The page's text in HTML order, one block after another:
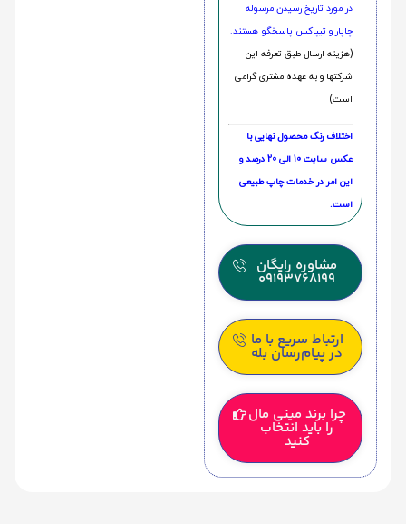
در مورد تاریخ رسیدن مرسوله
چاپار و تیپاکس پاسخگو هستند.
(هزینه ارسال طبق تعرفه این
شرکتها و به عهده مشتری گرامی
است)
اختلاف رنگ محصول نهایی با
عکس سایت 10 الی 20 درصد و
این امر در خدمات چاپ طبیعی
است.
مشاوره رایگان
09193768199
ارتباط سریع با ما
در پیام‌رسان بله
چرا برند مینی مال
را باید انتخاب
کنید